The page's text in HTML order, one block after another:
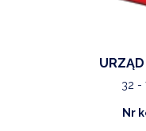
32 -
Nr